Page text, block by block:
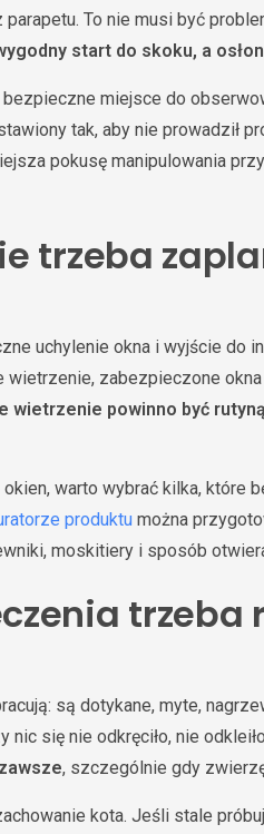
parapetu. To nie musi być
start do skoku, a
miejsce do
tak, aby nie prowadził
pokusę manipulowania
trzeba
uchylenie okna i wyjście do
wietrzenie, zabezpieczone
wietrzenie powinno być rutyną
warto wybrać kilka, które
produktu można
moskitiery i sposób
są dotykane, myte,
się nie odkręciło, nie
, szczególnie gdy
kota. Jeśli stale